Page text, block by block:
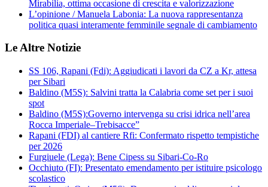
Mirabilia, ottima occasione di crescita e valorizzazione
L’opinione / Manuela Labonia: La nuova rappresentanza
politica quasi interamente femminile segnale di cambiamento
Le Altre Notizie
SS 106, Rapani (Fdi): Aggiudicati i lavori da CZ a Kr, attesa
per Sibari
Baldino (M5S): Salvini tratta la Calabria come set per i suoi
spot
Baldino (M5S):Governo intervenga su crisi idrica nell’area
Rocca Imperiale–Trebisacce”
Rapani (FDI) al cantiere Rfi: Confermato rispetto tempistiche
per 2026
Furgiuele (Lega): Bene Cipess su Sibari-Co-Ro
Occhiuto (FI): Presentato emendamento per istituire psicologo
scolastico